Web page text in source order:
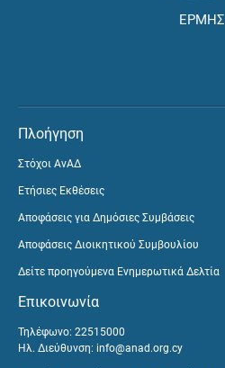
ΕΡΜΗΣ
Πλοήγηση
Στόχοι ΑνΑΔ
Ετήσιες Εκθέσεις
Αποφάσεις για Δημόσιες Συμβάσεις
Αποφάσεις Διοικητικού Συμβουλίου
Δείτε προηγούμενα Ενημερωτικά Δελτία
Επικοινωνία
Τηλέφωνο: 22515000
Ηλ. Διεύθυνση: info@anad.org.cy